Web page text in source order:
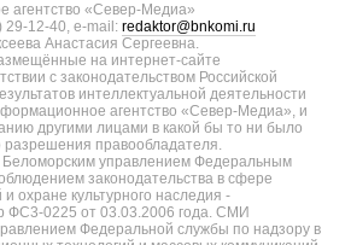
«Север-Медиа»
29-12-40, e-mail: redaktor@bnkomi.ru
Анастасия Сергеевна.
на интернет-сайте
с законодательством Российской
интеллектуальной деятельности
агентство «Север-Медиа», и
другими лицами в какой бы то ни было
правообладателя.
управлением Федеральным
законодательства в сфере
охране культурного наследия -
ФС3-0225 от 03.03.2006 года. СМИ
Федеральной службы по надзору в